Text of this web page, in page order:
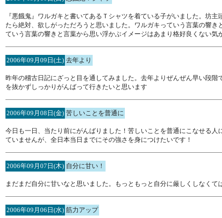
『悪餓鬼』ワルガキと書いてあるＴシャツを着ている子がいました。坊
たら絶対、欲しがっただろうと思いました。ワルガキっていう言葉の響
ていう言葉の響きと言葉から思い浮かぶイメージはあまり格好良くない気
2006年09月09日(土) 去年より
昨年の稽古日記にざっと目を通してみました。去年よりぜんぜん早い段
を抜かずしっかりがんばって行きたいと思います
2006年09月08日(金) 苦しいことを普通に
今日も一日、当たり前にがんばりました！苦しいことを普通にこなせる
ていませんが、全日本当日までにその強さを身につけたいです！
2006年09月07日(木) 自分に甘い！
まだまだ自分に甘いなと思いました。もっともっと自分に厳しくしなく
2006年09月06日(水) 筋力アップ